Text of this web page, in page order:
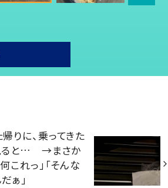
りに、乗ってきた
ると… →まさか
これっ」「そんな
ぁ」